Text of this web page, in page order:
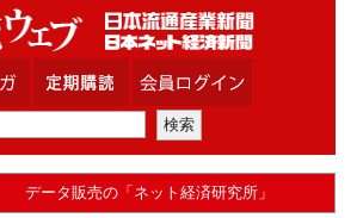
データ販売の「ネット経済研究所」